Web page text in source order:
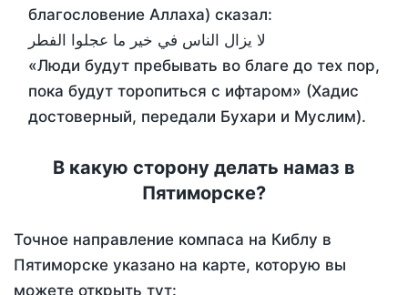
благословение Аллаха) сказал:
لا يزال الناس في خير ما عجلوا الفطر
«Люди будут пребывать во благе до тех пор,
пока будут торопиться с ифтаром» (Хадис
достоверный, передали Бухари и Муслим).
В какую сторону делать намаз в
Пятиморске?
Точное направление компаса на Киблу в
Пятиморске указано на карте, которую вы
можете открыть тут: